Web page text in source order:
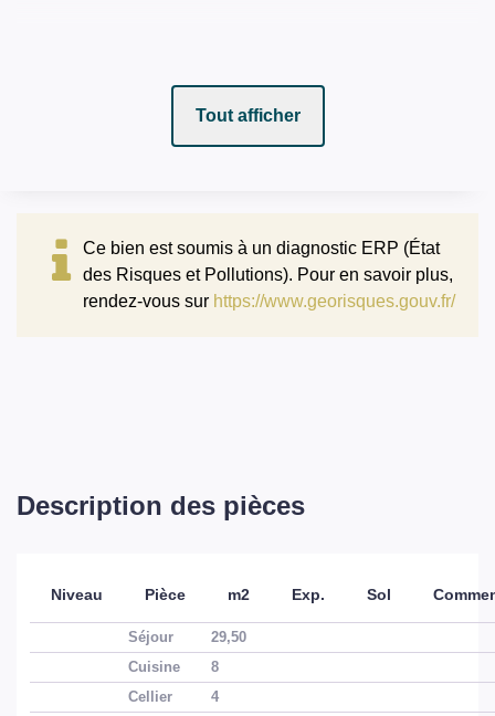
Tout afficher
Ce bien est soumis à un diagnostic ERP (État
des Risques et Pollutions). Pour en savoir plus,
rendez-vous sur https://www.georisques.gouv.fr/
Description des pièces
Niveau Pièce m2 Exp. Sol
Séjour
29,50
Cuisine
8
Cellier
4